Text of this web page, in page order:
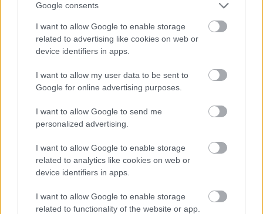
Google consents
I want to allow Google to enable storage
related to advertising like cookies on web or
device identifiers in apps.
I want to allow my user data to be sent to
Google for online advertising purposes.
I want to allow Google to send me
personalized advertising.
I want to allow Google to enable storage
related to analytics like cookies on web or
device identifiers in apps.
I want to allow Google to enable storage
related to functionality of the website or app.
MotoGP: Bezzecchi közel egy másodpercet javított a
körrekordon